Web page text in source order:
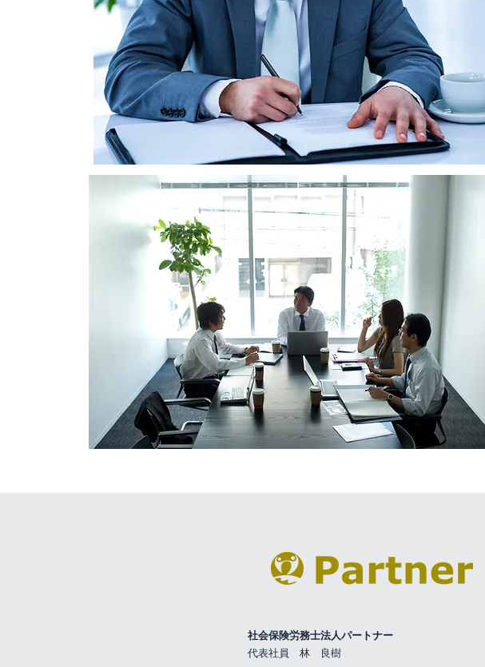
社会保険労務士法人パートナー
​代表社員 ​林 良樹